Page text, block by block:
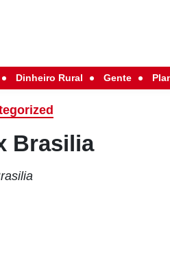
Dinheiro Rural Gente
Brasilia